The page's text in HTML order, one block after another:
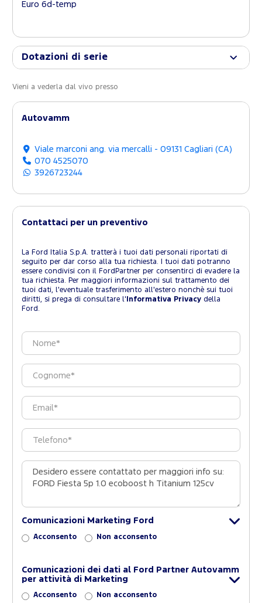
Euro 6d-temp
Dotazioni di serie
Vieni a vederla dal vivo presso
Autovamm
Viale marconi ang. via mercalli - 09131 Cagliari (CA)
070 4525070
3926723244
Contattaci per un preventivo
La Ford Italia S.p.A. tratterà i tuoi dati personali riportati di
seguito per dar corso alla tua richiesta. I tuoi dati potranno
essere condivisi con il FordPartner per consentirci di evadere la
tua richiesta. Per maggiori informazioni sul trattamento dei
tuoi dati, l'eventuale trasferimento all'estero nonchè sui tuoi
diritti, si prega di consultare l' Informativa Privacy della
Ford.
Comunicazioni Marketing Ford
Acconsento Non acconsento
Comunicazioni dei dati al Ford Partner Autovamm
per attività di Marketing
Acconsento Non acconsento